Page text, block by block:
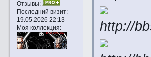
Отзывы:
Последний визит:
19.05.2026 22:13
Моя коллекция: